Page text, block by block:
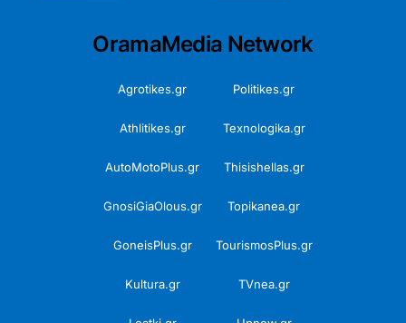
OramaMedia Network
Agrotikes.gr Politikes.gr
Athlitikes.gr Texnologika.gr
AutoMotoPlus.gr Thisishellas.gr
GnosiGiaOlous.gr Topikanea.gr
GoneisPlus.gr TourismosPlus.gr
Kultura.gr TVnea.gr